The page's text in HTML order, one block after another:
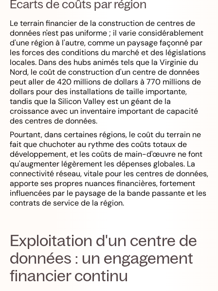
Écarts de coûts par région
Le terrain financier de la construction de centres de
données n'est pas uniforme ; il varie considérablement
d'une région à l'autre, comme un paysage façonné par
les forces des conditions du marché et des législations
locales. Dans des hubs animés tels que la Virginie du
Nord, le coût de construction d'un centre de données
peut aller de 420 millions de dollars à 770 millions de
dollars pour des installations de taille importante,
tandis que la Silicon Valley est un géant de la
croissance avec un inventaire important de capacité
des centres de données.
Pourtant, dans certaines régions, le coût du terrain ne
fait que chuchoter au rythme des coûts totaux de
développement, et les coûts de main-d'œuvre ne font
qu'augmenter légèrement les dépenses globales. La
connectivité réseau, vitale pour les centres de données,
apporte ses propres nuances financières, fortement
influencées par le paysage de la bande passante et les
contrats de service de la région.
Exploitation d'un centre de
données : un engagement
financier continu